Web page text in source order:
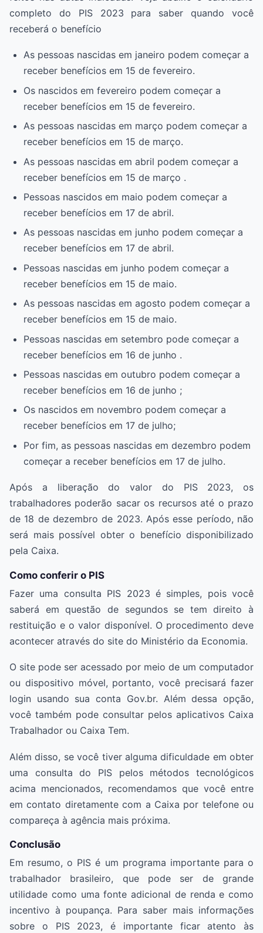
completo do PIS 2023 para saber quando você
receberá o benefício
As pessoas nascidas em janeiro podem começar a
receber benefícios em 15 de fevereiro.
Os nascidos em fevereiro podem começar a
receber benefícios em 15 de fevereiro.
As pessoas nascidas em março podem começar a
receber benefícios em 15 de março.
As pessoas nascidas em abril podem começar a
receber benefícios em 15 de março .
Pessoas nascidos em maio podem começar a
receber benefícios em 17 de abril.
As pessoas nascidas em junho podem começar a
receber benefícios em 17 de abril.
Pessoas nascidas em junho podem começar a
receber benefícios em 15 de maio.
As pessoas nascidas em agosto podem começar a
receber benefícios em 15 de maio.
Pessoas nascidas em setembro pode começar a
receber benefícios em 16 de junho .
Pessoas nascidas em outubro podem começar a
receber benefícios em 16 de junho ;
Os nascidos em novembro podem começar a
receber benefícios em 17 de julho;
Por fim, as pessoas nascidas em dezembro podem
começar a receber benefícios em 17 de julho.
Após a liberação do valor do PIS 2023, os
trabalhadores poderão sacar os recursos até o prazo
de 18 de dezembro de 2023. Após esse período, não
será mais possível obter o benefício disponibilizado
pela Caixa.
Como conferir o PIS
Fazer uma consulta PIS 2023 é simples, pois você
saberá em questão de segundos se tem direito à
restituição e o valor disponível. O procedimento deve
acontecer através do site do Ministério da Economia.
O site pode ser acessado por meio de um computador
ou dispositivo móvel, portanto, você precisará fazer
login usando sua conta Gov.br. Além dessa opção,
você também pode consultar pelos aplicativos Caixa
Trabalhador ou Caixa Tem.
Além disso, se você tiver alguma dificuldade em obter
uma consulta do PIS pelos métodos tecnológicos
acima mencionados, recomendamos que você entre
em contato diretamente com a Caixa por telefone ou
compareça à agência mais próxima.
Conclusão
Em resumo, o PIS é um programa importante para o
trabalhador brasileiro, que pode ser de grande
utilidade como uma fonte adicional de renda e como
incentivo à poupança. Para saber mais informações
sobre o PIS 2023, é importante ficar atento às